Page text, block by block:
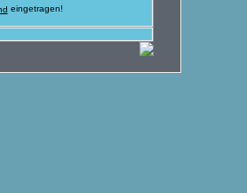
eingetragen!